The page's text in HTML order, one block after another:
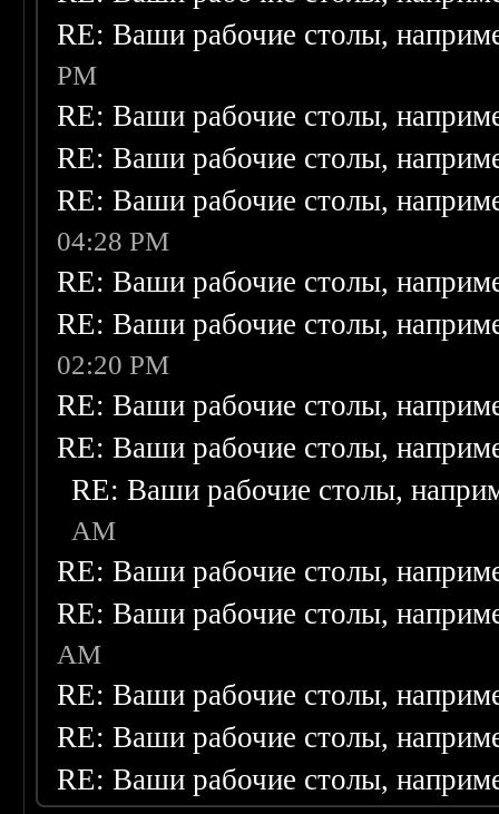
RE: Ваши рабочие столы,
PM
RE: Ваши рабочие столы,
RE: Ваши рабочие столы,
RE: Ваши рабочие столы,
04:28 PM
RE: Ваши рабочие столы,
RE: Ваши рабочие столы,
02:20 PM
RE: Ваши рабочие столы,
RE: Ваши рабочие столы,
RE: Ваши рабочие столы,
AM
RE: Ваши рабочие столы,
RE: Ваши рабочие столы,
AM
RE: Ваши рабочие столы,
RE: Ваши рабочие столы,
RE: Ваши рабочие столы,